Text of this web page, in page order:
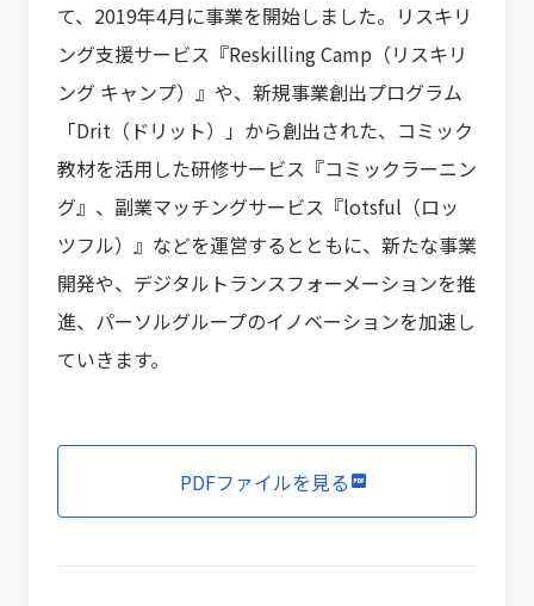
て、2019年4月に事業を開始しました。リスキリ
ング支援サービス『Reskilling Camp（リスキリ
ング キャンプ）』や、新規事業創出プログラム
「Drit（ドリット）」から創出された、コミック
教材を活用した研修サービス『コミックラーニン
グ』、副業マッチングサービス『lotsful（ロッ
ツフル）』などを運営するとともに、新たな事業
開発や、デジタルトランスフォーメーションを推
進、パーソルグループのイノベーションを加速し
ていきます。
PDFファイルを見る